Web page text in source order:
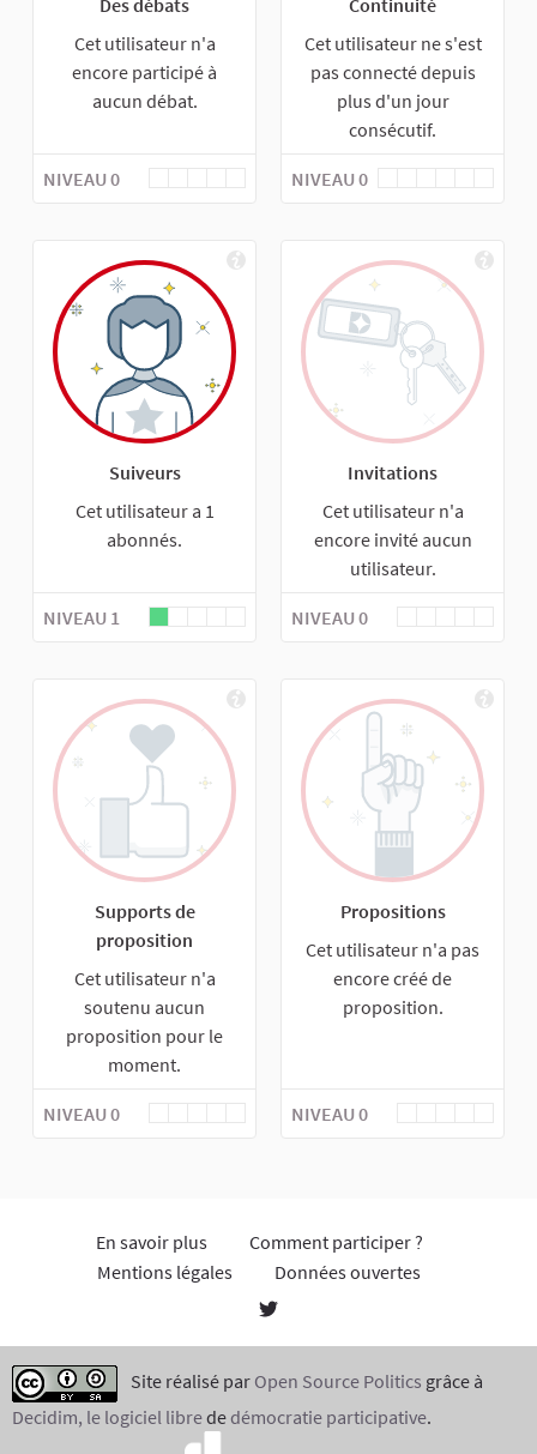
Cet utilisateur n'a
encore participé à
aucun débat.
NIVEAU 0
Cet utilisateur ne s'est
pas connecté depuis
plus d'un jour
consécutif.
NIVEAU 0
Suiveurs
Cet utilisateur a 1
abonnés.
NIVEAU 1
Invitations
Cet utilisateur n'a
encore invité aucun
utilisateur.
NIVEAU 0
Supports de
proposition
Cet utilisateur n'a
soutenu aucun
proposition pour le
moment.
NIVEAU 0
Propositions
Cet utilisateur n'a pas
encore créé de
proposition.
NIVEAU 0
En savoir plus
Comment participer ?
Mentions légales
Données ouvertes
Site réalisé par Open Source Politics grâce à
Decidim, le logiciel librededémocratie participative.